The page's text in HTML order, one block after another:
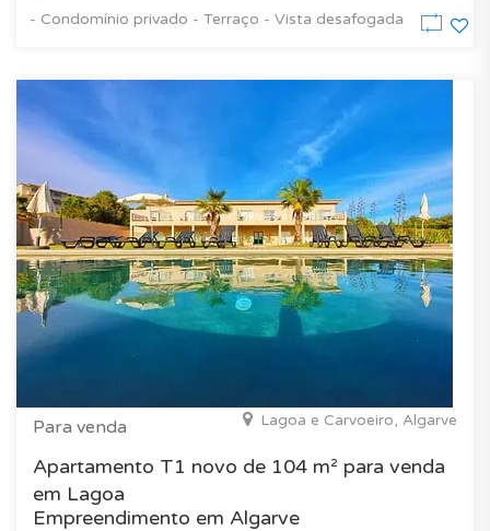
- Condomínio privado - Terraço - Vista desafogada
Para venda Lagoa e Carvoeiro, Algarve
Apartamento T1 novo de 104 m² para venda
em Lagoa
Empreendimento em Algarve